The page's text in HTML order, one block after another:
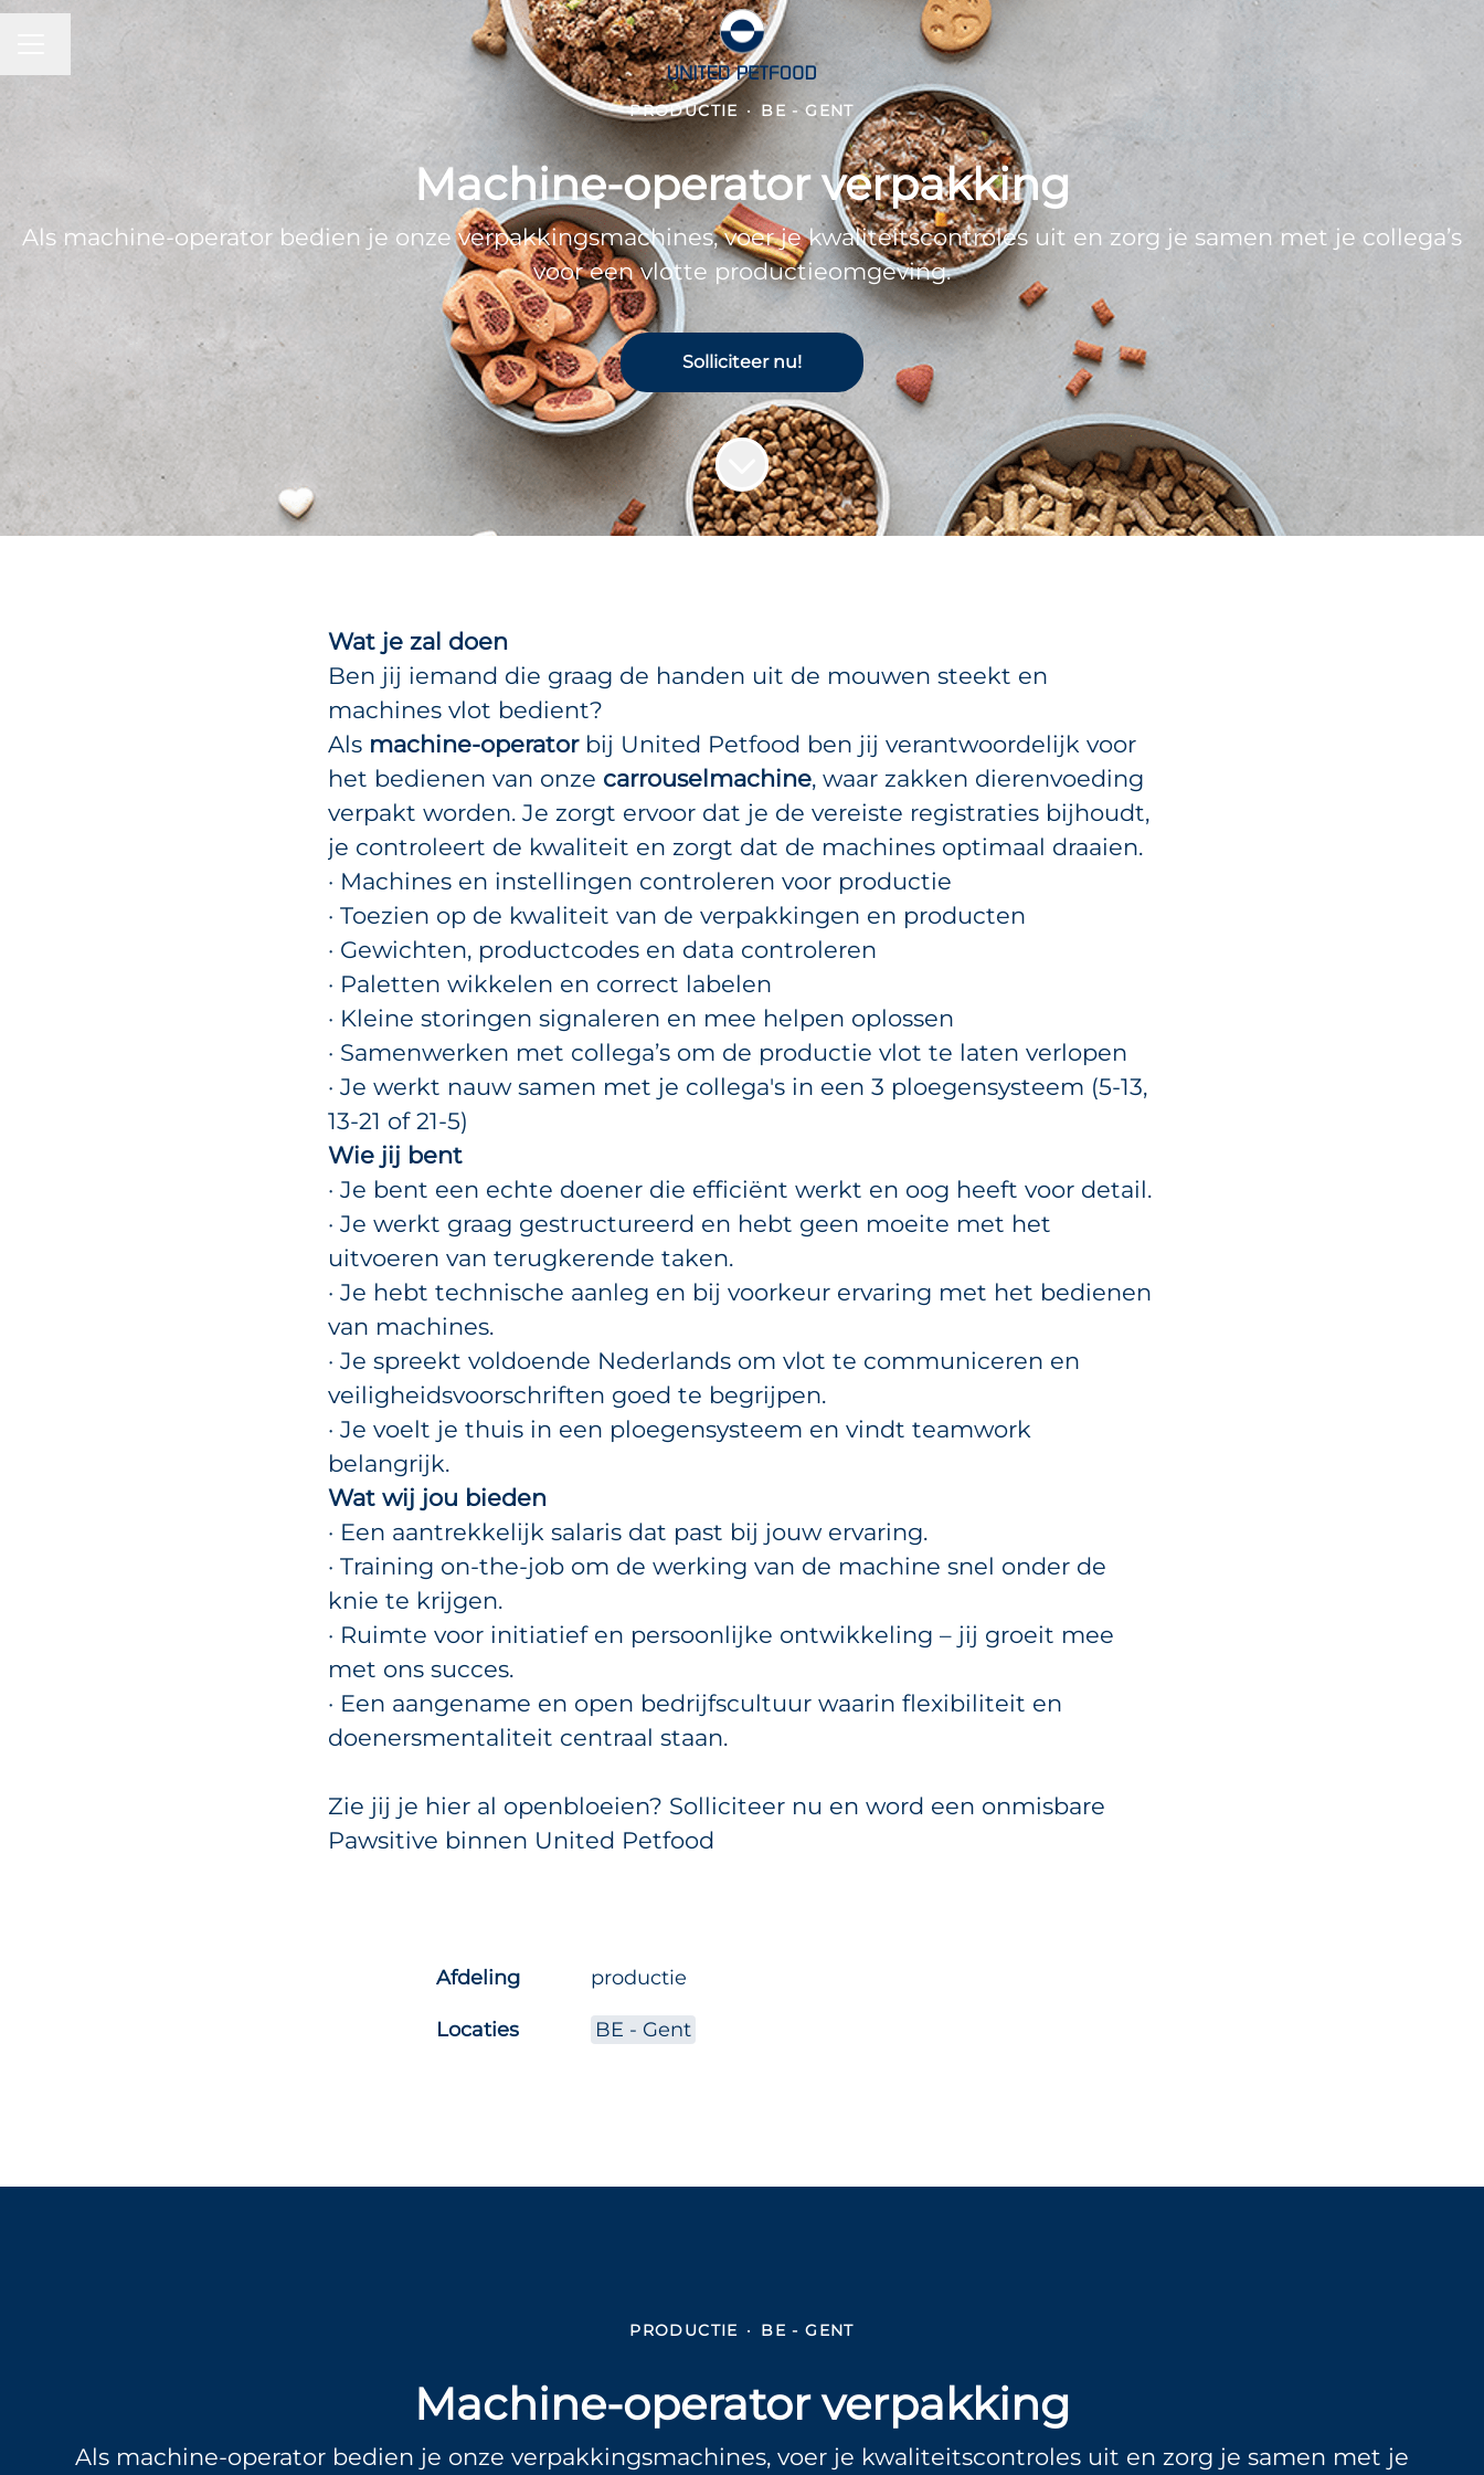
PRODUCTIE · BE - GENT
Machine-operator verpakking
Als machine-operator bedien je onze verpakkingsmachines, voer je kwaliteitscontroles uit en zorg je samen met je collega’s
voor een vlotte productieomgeving.
Solliciteer nu!
Wat je zal doen
Ben jij iemand die graag de handen uit de mouwen steekt en
machines vlot bedient?
Als machine-operatorbij United Petfood ben jij verantwoordelijk voor
het bedienen van onze carrouselmachine, waar zakken dierenvoeding
verpakt worden. Je zorgt ervoor dat je de vereiste registraties bijhoudt,
je controleert de kwaliteit en zorgt dat de machines optimaal draaien.
· Machines en instellingen controleren voor productie
· Toezien op de kwaliteit van de verpakkingen en producten
· Gewichten, productcodes en data controleren
· Paletten wikkelen en correct labelen
· Kleine storingen signaleren en mee helpen oplossen
· Samenwerken met collega’s om de productie vlot te laten verlopen
· Je werkt nauw samen met je collega's in een 3 ploegensysteem (5-13,
13-21 of 21-5)
Wie jij bent
· Je bent een echte doener die efficiënt werkt en oog heeft voor detail.
· Je werkt graag gestructureerd en hebt geen moeite met het
uitvoeren van terugkerende taken.
· Je hebt technische aanleg en bij voorkeur ervaring met het bedienen
van machines.
· Je spreekt voldoende Nederlands om vlot te communiceren en
veiligheidsvoorschriften goed te begrijpen.
· Je voelt je thuis in een ploegensysteem en vindt teamwork
belangrijk.
Wat wij jou bieden
· Een aantrekkelijk salaris dat past bij jouw ervaring.
· Training on-the-job om de werking van de machine snel onder de
knie te krijgen.
· Ruimte voor initiatief en persoonlijke ontwikkeling – jij groeit mee
met ons succes.
· Een aangename en open bedrijfscultuur waarin flexibiliteit en
doenersmentaliteit centraal staan.
Zie jij je hier al openbloeien? Solliciteer nu en word een onmisbare
Pawsitive binnen United Petfood
Afdeling productie
Locaties BE - Gent
PRODUCTIE · BE - GENT
Machine-operator verpakking
Als machine-operator bedien je onze verpakkingsmachines, voer je kwaliteitscontroles uit en zorg je samen met je